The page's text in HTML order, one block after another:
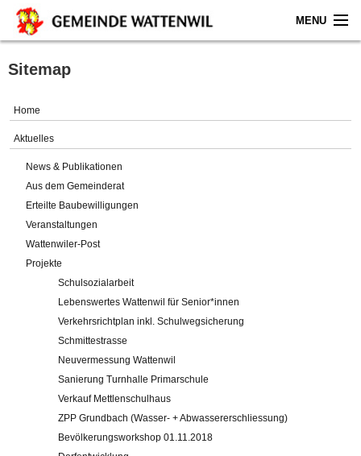
MENU
Home
Gemeinde
Verwaltung
Online-Service
Impressum
Sitemap
Home
Aktuelles
News & Publikationen
Aus dem Gemeinderat
Erteilte Baubewilligungen
Veranstaltungen
Wattenwiler-Post
Projekte
Schulsozialarbeit
Lebenswertes Wattenwil für Senior*innen
Verkehrsrichtplan inkl. Schulwegsicherung
Schmittestrasse
Neuvermessung Wattenwil
Sanierung Turnhalle Primarschule
Verkauf Mettlenschulhaus
ZPP Grundbach (Wasser- + Abwassererschliessung)
Bevölkerungsworkshop 01.11.2018